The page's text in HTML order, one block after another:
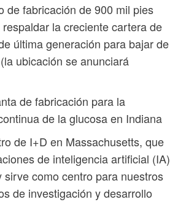
de fabricación de 900 mil pies
la creciente cartera de
última generación para bajar de
ubicación se anunciará
de fabricación para la
de la glucosa en Indiana
de I+D en Massachusetts, que
de inteligencia artificial (IA)
sirve como centro para nuestros
de investigación y desarrollo